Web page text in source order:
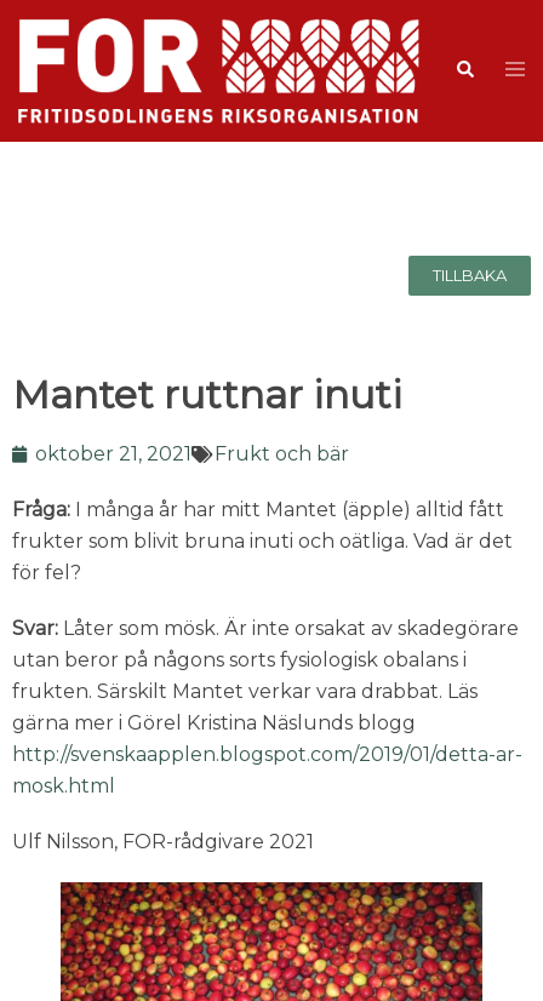
TILLBAKA
Mantet ruttnar inuti
oktober 21, 2021 Frukt och bär
Fråga: I många år har mitt Mantet (äpple) alltid fått
frukter som blivit bruna inuti och oätliga. Vad är det
för fel?
Svar: Låter som mösk. Är inte orsakat av skadegörare
utan beror på någons sorts fysiologisk obalans i
frukten. Särskilt Mantet verkar vara drabbat. Läs
gärna mer i Görel Kristina Näslunds blogg
http://svenskaapplen.blogspot.com/2019/01/detta-ar-
mosk.html
Ulf Nilsson, FOR-rådgivare 2021